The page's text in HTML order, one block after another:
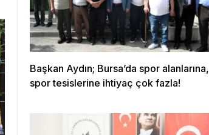
Başkan Aydın; Bursa’da spor alanlarına,
spor tesislerine ihtiyaç çok fazla!